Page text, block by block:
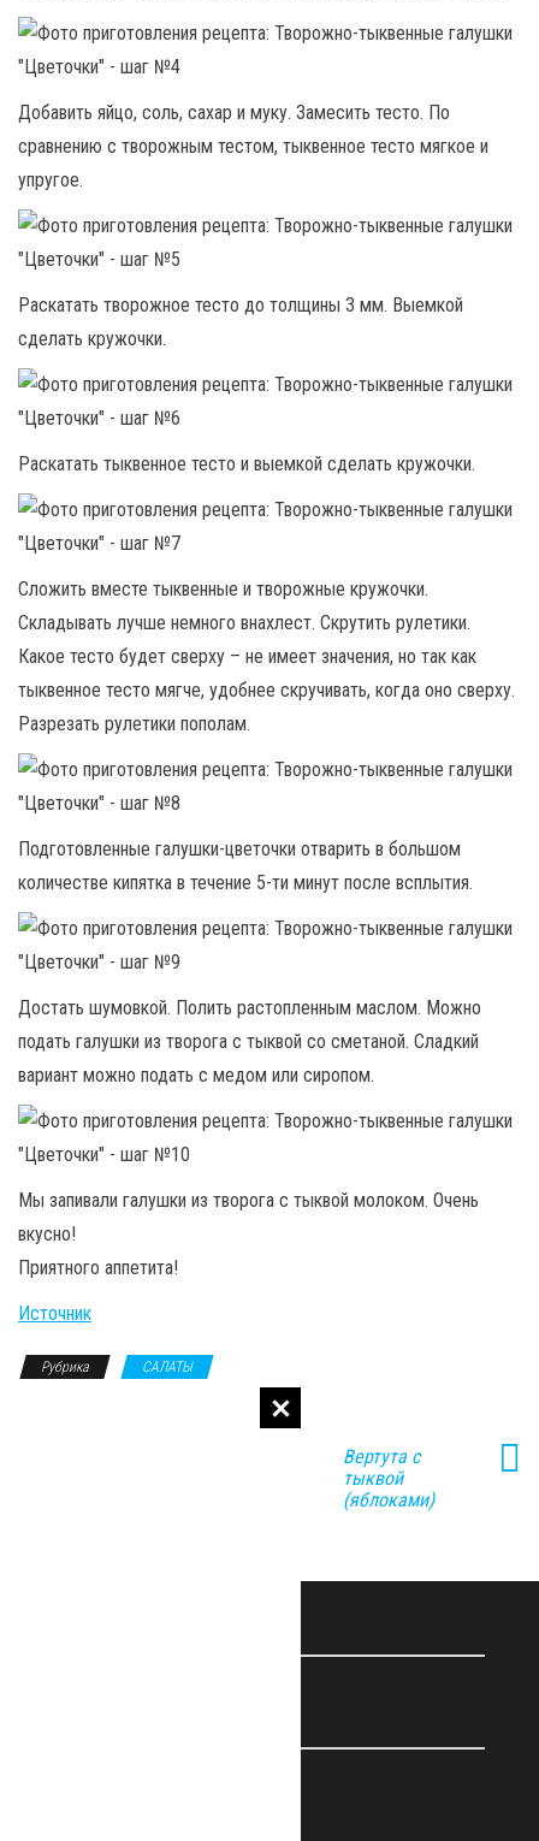
Добавить яйцо, соль, сахар и муку. Замесить тесто. По
сравнению с творожным тестом, тыквенное тесто мягкое и
упругое.
Раскатать творожное тесто до толщины 3 мм. Выемкой
сделать кружочки.
Раскатать тыквенное тесто и выемкой сделать кружочки.
Сложить вместе тыквенные и творожные кружочки.
Складывать лучше немного внахлест. Скрутить рулетики.
Какое тесто будет сверху – не имеет значения, но так как
тыквенное тесто мягче, удобнее скручивать, когда оно сверху.
Разрезать рулетики пополам.
Подготовленные галушки-цветочки отварить в большом
количестве кипятка в течение 5-ти минут после всплытия.
Достать шумовкой. Полить растопленным маслом. Можно
подать галушки из творога с тыквой со сметаной. Сладкий
вариант можно подать с медом или сиропом.
Мы запивали галушки из творога с тыквой молоком. Очень
вкусно!
Приятного аппетита!
Источник
Рубрика САЛАТЫ
Вертута с
тыквой
(яблоками)